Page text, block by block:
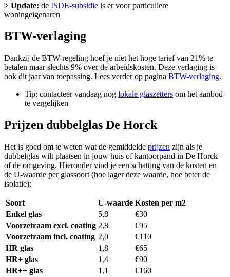
> Update: de ISDE-subsidie is er voor particuliere
woningeigenaren
BTW-verlaging
Dankzij de BTW-regeling hoef je niet het hoge tarief van 21% te
betalen maar slechts 9% over de arbeidskosten. Deze verlaging is
ook dit jaar van toepassing. Lees verder op pagina BTW-verlaging.
Tip: contacteer vandaag nog lokale glaszetters om het aanbod
te vergelijken
Prijzen dubbelglas De Horck
Het is goed om te weten wat de gemiddelde prijzen zijn als je
dubbelglas wilt plaatsen in jouw huis of kantoorpand in De Horck
of de omgeving. Hieronder vind je een schatting van de kosten en
de U-waarde per glassoort (hoe lager deze waarde, hoe beter de
isolatie):
Soort U-waarde Kosten per m2
Enkel glas
5,8
€30
Voorzetraam excl. coating 2,8
€95
Voorzetraam incl. coating 2,0
€110
HR glas
1,8
€65
HR+ glas
1,4
€90
HR++ glas
1,1
€160